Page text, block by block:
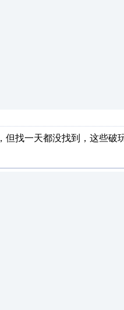
找一天都没找到，这些破